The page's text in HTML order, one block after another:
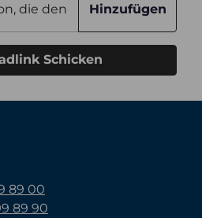
die den
Hinzufügen
Schicken
89 00
89 90